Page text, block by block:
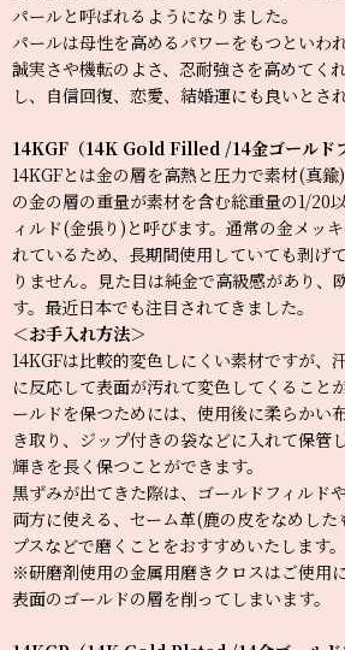
パールと呼ばれるようになりました。
パールは母性を高めるパワーをもつといわ
誠実さや機転のよさ、忍耐強さを高めてく
し、自信回復、恋愛、結婚運にも良いとさ
14KGF（14K Gold Filled /14金ゴールドフ
14KGFとは金の層を高熱と圧力で素材(真
の金の層の重量が素材を含む総重量の1/20
ィルド(金張り)と呼びます。通常の金メッ
れているため、長期間使用していても剥げ
りません。見た目は純金で高級感があり、
す。最近日本でも注目されてきました。
＜お手入れ方法＞
14KGFは比較的変色しにくい素材ですが、
に反応して表面が汚れて変色してくること
ールドを保つためには、使用後に柔らかい
き取り、ジップ付きの袋などに入れて保管
輝きを長く保つことができます。
黒ずみが出てきた際は、ゴールドフィルド
両方に使える、セーム革(鹿の皮をなめした
プスなどで磨くことをおすすめいたします。
※研磨剤使用の金属用磨きクロスはご使用
表面のゴールドの層を削ってしまいます。